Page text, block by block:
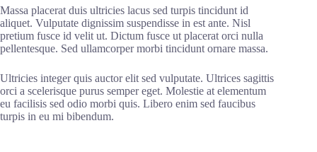
Massa placerat duis ultricies lacus sed turpis tincidunt id
aliquet. Vulputate dignissim suspendisse in est ante. Nisl
pretium fusce id velit ut. Dictum fusce ut placerat orci nulla
pellentesque. Sed ullamcorper morbi tincidunt ornare massa.
Ultricies integer quis auctor elit sed vulputate. Ultrices sagittis
orci a scelerisque purus semper eget. Molestie at elementum
eu facilisis sed odio morbi quis. Libero enim sed faucibus
turpis in eu mi bibendum.